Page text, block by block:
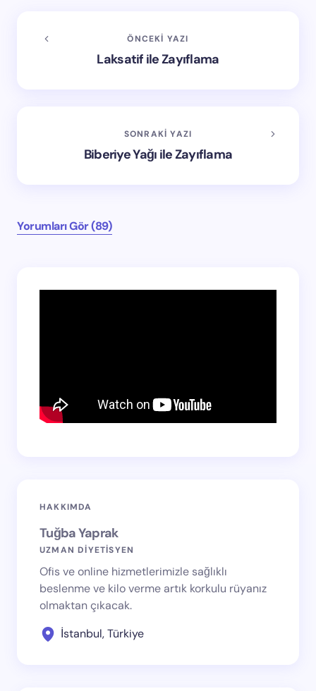
ÖNCEKI YAZI
Laksatif ile Zayıflama
SONRAKI YAZI
Biberiye Yağı ile Zayıflama
Yorumları Gör (89)
HAKKIMDA
Tuğba Yaprak
UZMAN DİYETİSYEN
Ofis ve online hizmetlerimizle sağlıklı
beslenme ve kilo verme artık korkulu rüyanız
olmaktan çıkacak.
İstanbul, Türkiye